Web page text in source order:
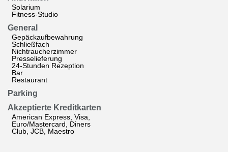
Solarium
Fitness-Studio
General
Gepäckaufbewahrung
Schließfach
Nichtraucherzimmer
Presselieferung
24-Stunden Rezeption
Bar
Restaurant
Parking
Akzeptierte Kreditkarten
American Express, Visa,
Euro/Mastercard, Diners
Club, JCB, Maestro